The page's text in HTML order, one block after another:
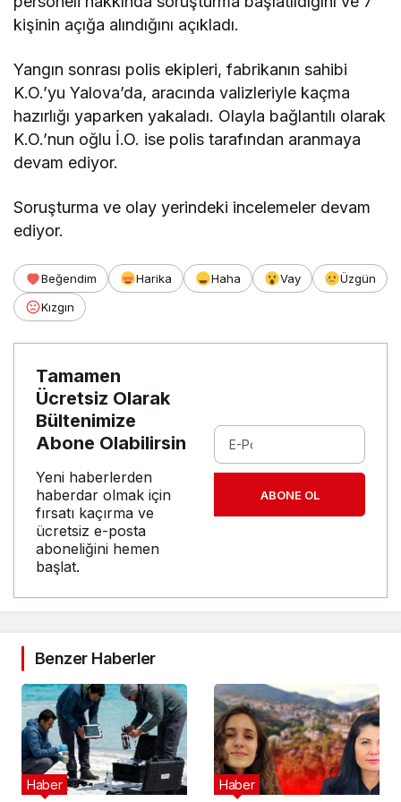
kişinin açığa alındığını açıkladı.
Yangın sonrası polis ekipleri, fabrikanın sahibi
K.O.’yu Yalova’da, aracında valizleriyle kaçma
hazırlığı yaparken yakaladı. Olayla bağlantılı olarak
K.O.’nun oğlu İ.O. ise polis tarafından aranmaya
devam ediyor.
Soruşturma ve olay yerindeki incelemeler devam
ediyor.
Beğendim Harika Haha Vay
Üzgün
Kızgın
Tamamen
Ücretsiz Olarak
Bültenimize
Abone Olabilirsin
Yeni haberlerden
haberdar olmak için
fırsatı kaçırma ve
ücretsiz e-posta
aboneliğini hemen
başlat.
ABONE OL
Benzer Haberler
Haber Haber